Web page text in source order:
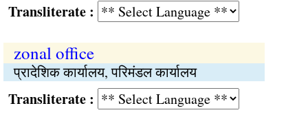
:
zonal office
प्रादेशिक कार्यालय, परिमंडल कार्यालय
: